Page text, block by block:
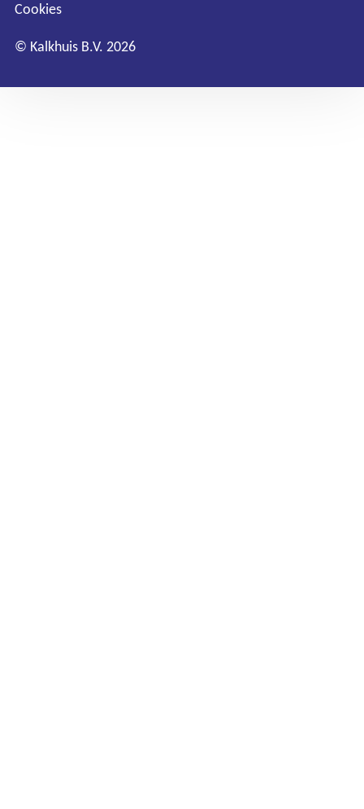
Cookies
© Kalkhuis B.V. 2026